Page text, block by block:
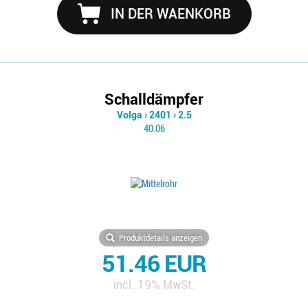
IN DER WAENKORB
Schalldämpfer
Volga ›2401 ›2.5
40.06
Produktdetails anzeigen
51.46 EUR
incl. 19% MwSt.